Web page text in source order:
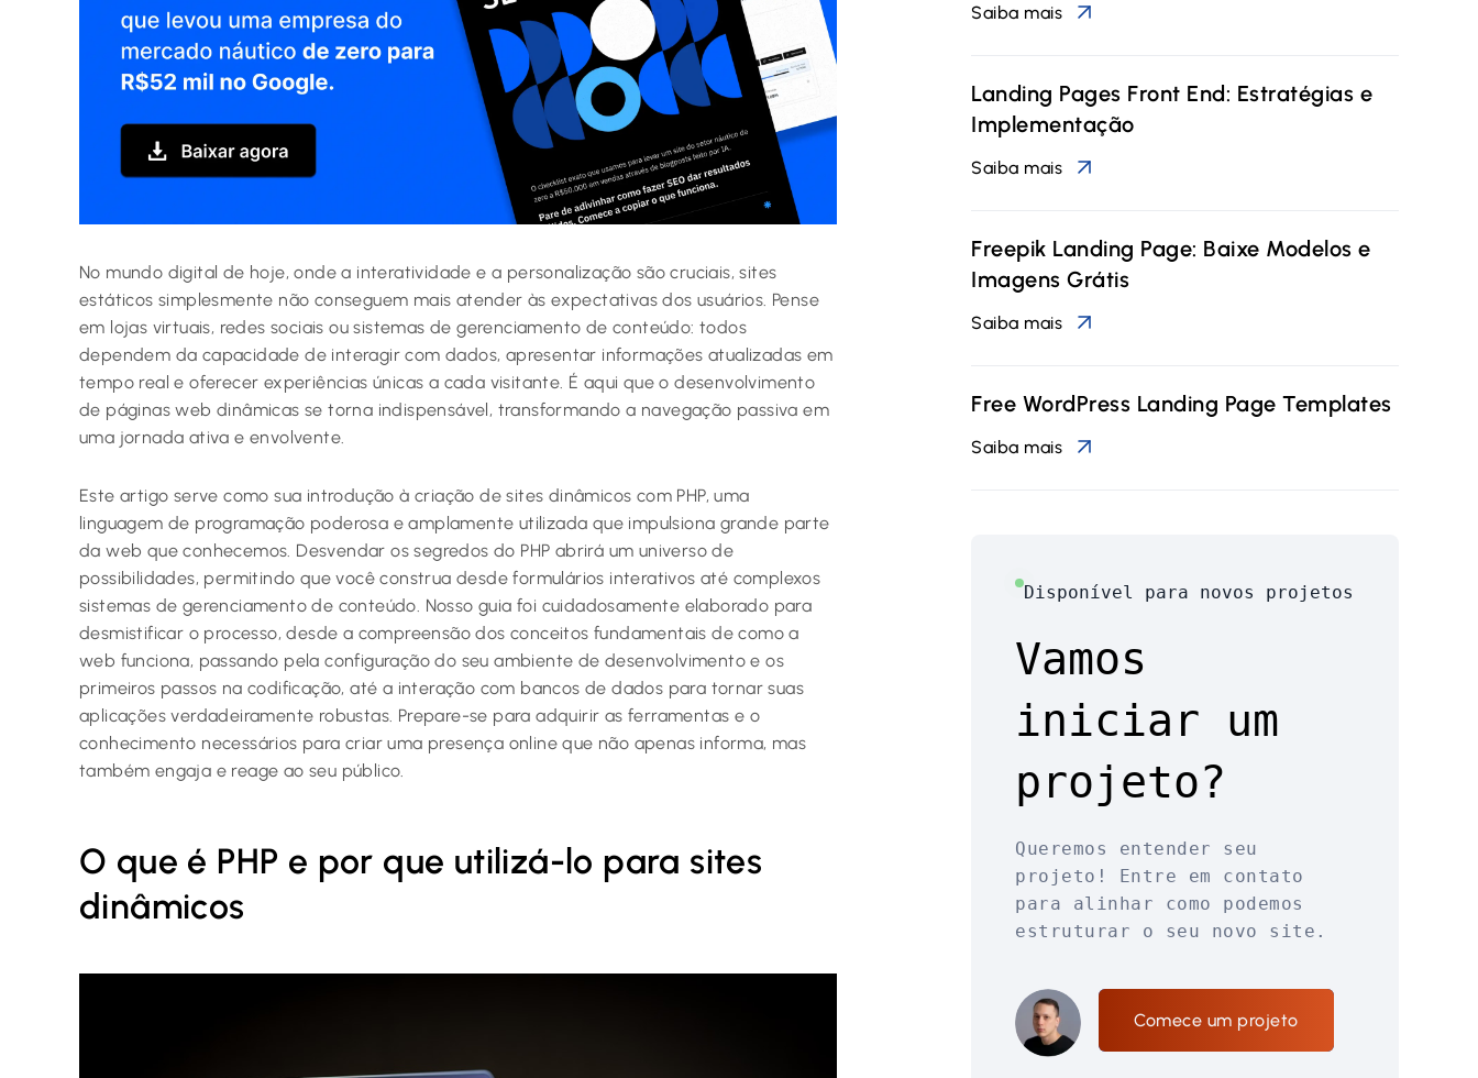
No mundo digital de hoje, onde a interatividade e a personalização são cruciais, sites
estáticos simplesmente não conseguem mais atender às expectativas dos usuários. Pense
em lojas virtuais, redes sociais ou sistemas de gerenciamento de conteúdo: todos
dependem da capacidade de interagir com dados, apresentar informações atualizadas em
tempo real e oferecer experiências únicas a cada visitante. É aqui que o desenvolvimento
de páginas web dinâmicas se torna indispensável, transformando a navegação passiva em
uma jornada ativa e envolvente.
Este artigo serve como sua introdução à criação de sites dinâmicos com PHP, uma
linguagem de programação poderosa e amplamente utilizada que impulsiona grande parte
da web que conhecemos. Desvendar os segredos do PHP abrirá um universo de
possibilidades, permitindo que você construa desde formulários interativos até complexos
sistemas de gerenciamento de conteúdo. Nosso guia foi cuidadosamente elaborado para
desmistificar o processo, desde a compreensão dos conceitos fundamentais de como a
web funciona, passando pela configuração do seu ambiente de desenvolvimento e os
primeiros passos na codificação, até a interação com bancos de dados para tornar suas
aplicações verdadeiramente robustas. Prepare-se para adquirir as ferramentas e o
conhecimento necessários para criar uma presença online que não apenas informa, mas
também engaja e reage ao seu público.
O que é PHP e por que utilizá-lo para sites
dinâmicos
Saiba mais
Landing Pages Front End: Estratégias e
Implementação
Saiba mais
Freepik Landing Page: Baixe Modelos e
Imagens Grátis
Saiba mais
Free WordPress Landing Page Templates
Saiba mais
Disponível para novos projetos
Vamos
iniciar um
projeto?
Queremos entender seu
projeto! Entre em contato
para alinhar como podemos
estruturar o seu novo site.
Comece um projeto